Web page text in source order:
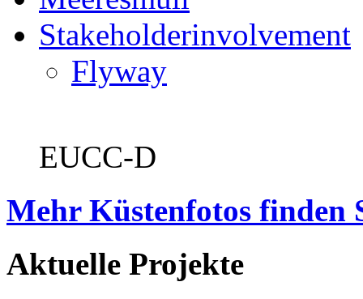
Stakeholderinvolvement
Flyway
EUCC-D
Mehr Küstenfotos finden
Aktuelle Projekte